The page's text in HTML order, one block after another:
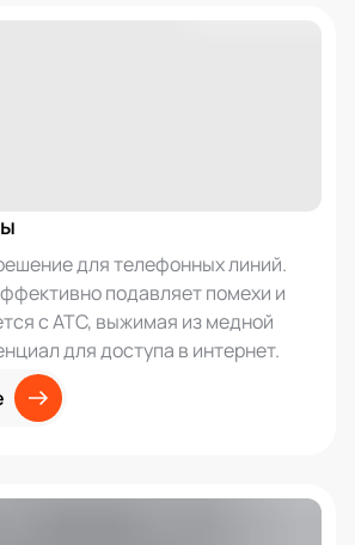
для телефонных линий.
подавляет помехи и
с АТС, выжимая из медной
для доступа в интернет.